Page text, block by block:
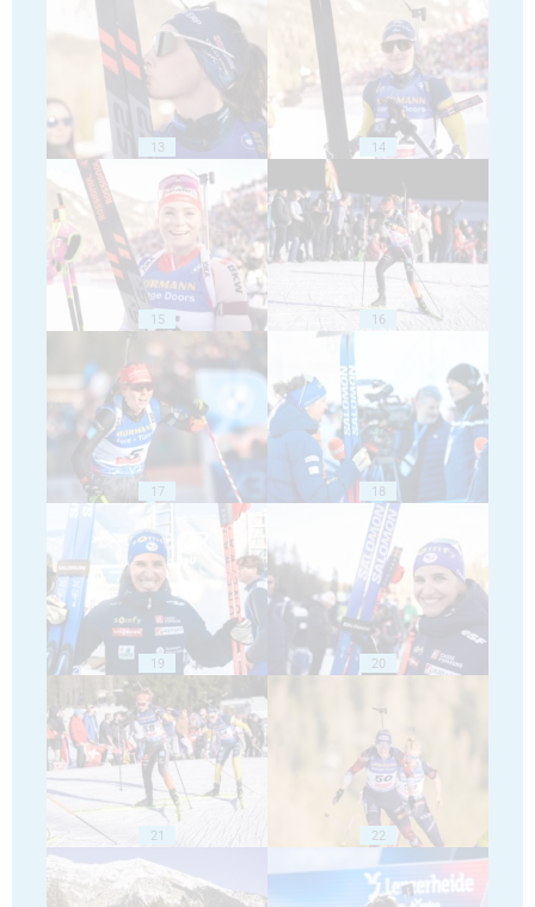
13 14
15 16
17 18
19 20
21 22